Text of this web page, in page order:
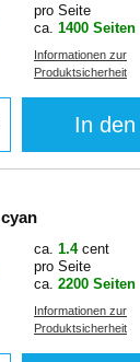
pro Seite
ca. 1400 Seiten
Informationen zur
Produktsicherheit
In
Toner TN-245 C, cyan
ca. 1.4 cent
pro Seite
ca. 2200 Seiten
Informationen zur
Produktsicherheit